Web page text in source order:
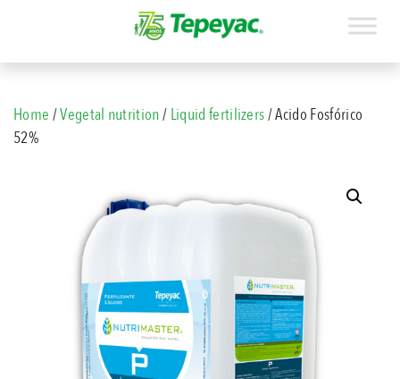
Home /Vegetal nutrition/ Liquid fertilizers/ Acido Fosfórico
52%